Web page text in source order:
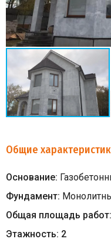
Общие
Основание:
Фундамент:
Общая площадь работ:
Этажность: 2